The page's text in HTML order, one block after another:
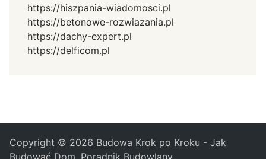
https://hiszpania-wiadomosci.pl
https://betonowe-rozwiazania.pl
https://dachy-expert.pl
https://delficom.pl
Copyright © 2026 Budowa Krok po Kroku - Jak
Budować Dom, Poradnik Budowlany.